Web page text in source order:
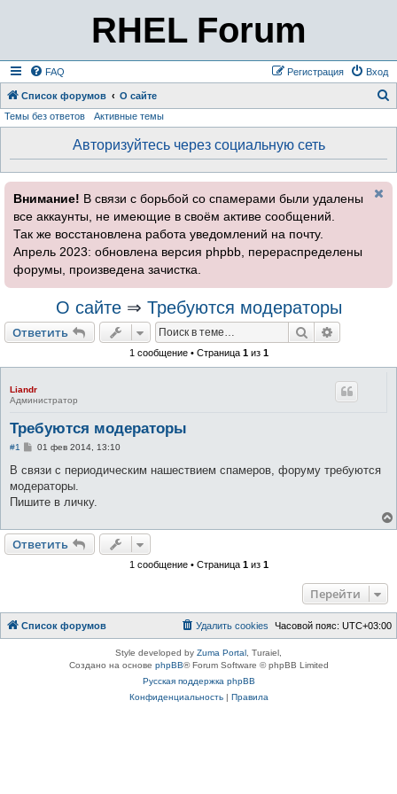
RHEL Forum
FAQ Вход
Регистрация
Список форумов О сайте
Темы без ответов Активные темы
Авторизуйтесь через социальную сеть
Внимание! В связи с борьбой со спамерами были удалены
все аккаунты, не имеющие в своём активе сообщений.
Так же восстановлена работа уведомлений на почту.
Апрель 2023: обновлена версия phpbb, перераспределены
форумы, произведена зачистка.
О сайте⇒ Требуются модераторы
Ответить Поиск
1 сообщение • Страница 1из 1
Liandr
Администратор
Требуются модераторы
#1
С
о
щ
е
е
01 фев 2014, 13:10
В связи с периодическим нашествием спамеров, форуму требуются
модераторы.
Пишите в личку.
Ответить
1 сообщение • Страница 1из 1
Перейти
Список форумов Часовой пояс: UTC+03:00
Удалить cookies
Style developed by Zuma Portal , Turaiel,
Создано на основе phpBB® Forum Software © phpBB Limited
Русская поддержка phpBB
Конфиденциальность| Правила